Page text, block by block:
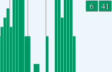
6 41